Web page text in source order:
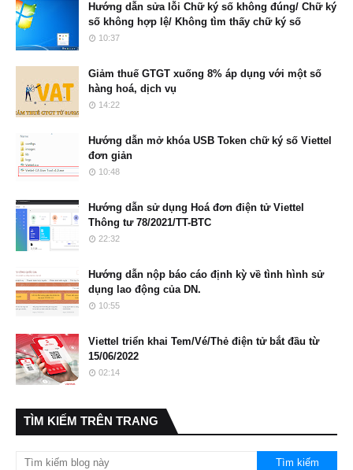
Hướng dẫn sửa lỗi Chữ ký số không đúng/ Chữ ký
số không hợp lệ/ Không tìm thấy chữ ký số
10:37
Giảm thuế GTGT xuống 8% áp dụng với một số
hàng hoá, dịch vụ
14:22
Hướng dẫn mở khóa USB Token chữ ký số Viettel
đơn giản
10:48
Hướng dẫn sử dụng Hoá đơn điện tử Viettel
Thông tư 78/2021/TT-BTC
22:32
Hướng dẫn nộp báo cáo định kỳ về tình hình sử
dụng lao động của DN.
10:55
Viettel triển khai Tem/Vé/Thẻ điện tử bắt đầu từ
15/06/2022
02:14
TÌM KIẾM TRÊN TRANG